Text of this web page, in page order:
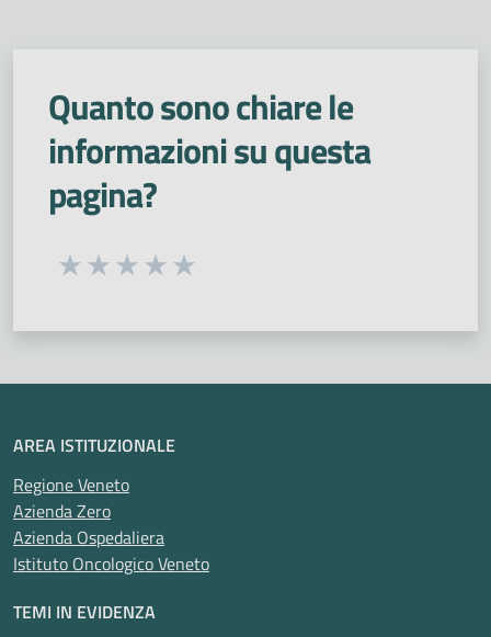
Quanto sono chiare le
informazioni su questa
pagina?
Seleziona una valutazione da 1 a 5 stelle
AREA ISTITUZIONALE
Regione Veneto
Azienda Zero
Azienda Ospedaliera
Istituto Oncologico Veneto
TEMI IN EVIDENZA